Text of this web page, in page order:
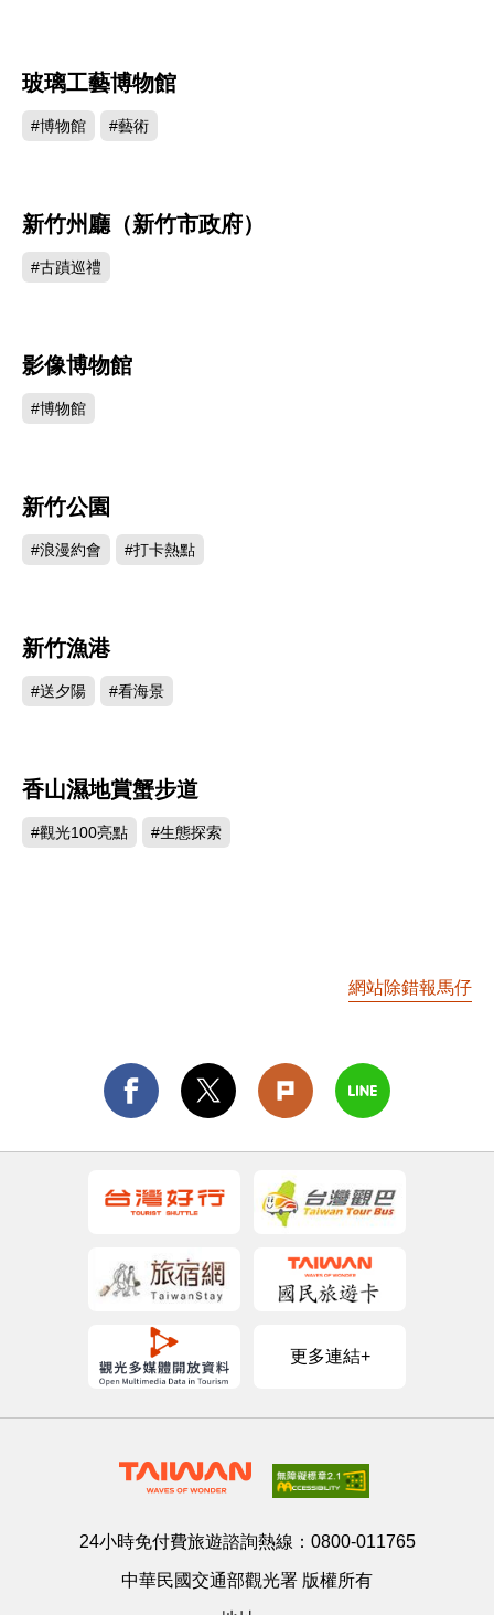
玻璃工藝博物館
#博物館 #藝術
新竹州廳（新竹市政府）
#古蹟巡禮
影像博物館
#博物館
新竹公園
#浪漫約會 #打卡熱點
新竹漁港
#送夕陽 #看海景
香山濕地賞蟹步道
#觀光100亮點 #生態探索
網站除錯報馬仔
更多連結+
24小時免付費旅遊諮詢熱線： 0800-011765
中華民國交通部觀光署 版權所有